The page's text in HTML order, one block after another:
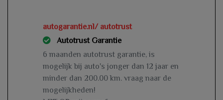
autogarantie.nl/ autotrust
Autotrust Garantie
6 maanden autotrust garantie, is
mogelijk bij auto's jonger dan 12 jaar en
minder dan 200.00 km. vraag naar de
mogelijkheden!